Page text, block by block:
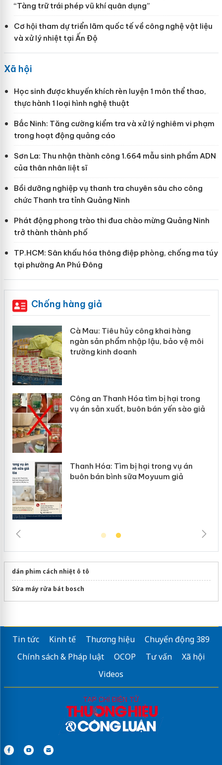
“Tàng trữ trái phép vũ khí quân dụng”
Cơ hội tham dự triển lãm quốc tế về công nghệ vật liệu
và xử lý nhiệt tại Ấn Độ
Xã hội
Học sinh được khuyến khích rèn luyện 1 môn thể thao,
thực hành 1 loại hình nghệ thuật
Bắc Ninh: Tăng cường kiểm tra và xử lý nghiêm vi phạm
trong hoạt động quảng cáo
Sơn La: Thu nhận thành công 1.664 mẫu sinh phẩm ADN
của thân nhân liệt sĩ
Bồi dưỡng nghiệp vụ thanh tra chuyên sâu cho công
chức Thanh tra tỉnh Quảng Ninh
Phát động phong trào thi đua chào mừng Quảng Ninh
trở thành thành phố
TP.HCM: Sân khấu hóa thông điệp phòng, chống ma túy
tại phường An Phú Đông
Chống hàng giả
Cà Mau: Tiêu hủy công khai hàng
ngàn sản phẩm nhập lậu, bảo vệ môi
trường kinh doanh
Công an Thanh Hóa tìm bị hại trong
vụ án sản xuất, buôn bán yến sào giả
Thanh Hóa: Tìm bị hại trong vụ án
buôn bán bình sữa Moyuum giả
dán phim cách nhiệt ô tô
Sửa máy rửa bát bosch
Tin tức Kinh tế Thương hiệu
Chuyển động 389
Chính sách & Pháp luật
OCOP Tư vấn
Xã hội
Videos